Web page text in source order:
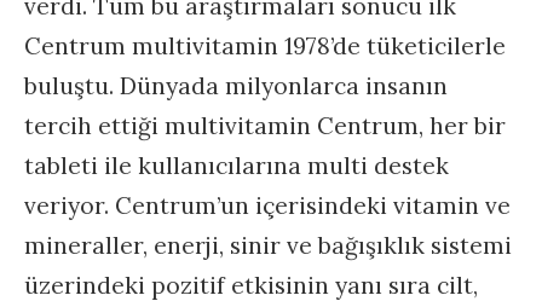
verdi. Tüm bu araştırmaları sonucu ilk
Centrum multivitamin 1978’de tüketicilerle
buluştu. Dünyada milyonlarca insanın
tercih ettiği multivitamin Centrum, her bir
tableti ile kullanıcılarına multi destek
veriyor. Centrum’un içerisindeki vitamin ve
mineraller, enerji, sinir ve bağışıklık sistemi
üzerindeki pozitif etkisinin yanı sıra cilt,